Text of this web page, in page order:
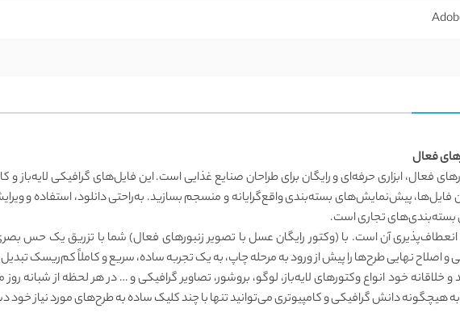
فعال
فعال، ابزاری حرفه‌ای و رایگان برای طراحان صنایع غذایی است. این فایل‌های گرافیکی لایه‌باز و
فایل‌ها، پیش‌نمایش‌های بسته‌بندی واقع‌گرایانه و منسجم بسازید. به‌راحتی دانلود، استفاده و
بسته‌بندی‌های تجاری است.
آن است. با (وکتور رایگان عسل با تصویر زنبورهای فعال) شما با تزریق یک حس
و اصلاح نهایی طرح‌ها را پیش از ورود به مرحله چاپ، به یک تجربه ساده، سریع و کاملاً کم‌ریسک
و خلاقانه خود انواع وکتورهای لایه‌باز، لوگو، بروشور، تصاویر گرافیکی و … در هر لحظه از
به هیچگونه دانش گرافیکی و کامپیوتری می‌توانید تنها با چند کلیک ساده به طرح‌های مورد نیاز خود